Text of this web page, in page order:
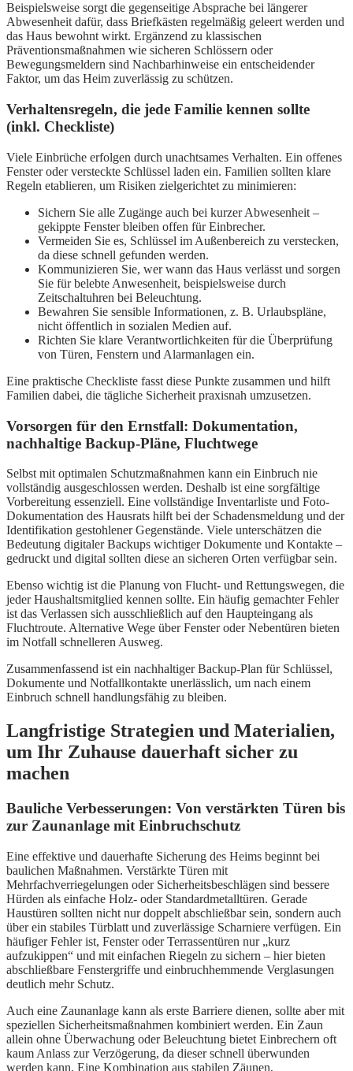
Beispielsweise sorgt die gegenseitige Absprache bei längerer
Abwesenheit dafür, dass Briefkästen regelmäßig geleert werden und
das Haus bewohnt wirkt. Ergänzend zu klassischen
Präventionsmaßnahmen wie sicheren Schlössern oder
Bewegungsmeldern sind Nachbarhinweise ein entscheidender
Faktor, um das Heim zuverlässig zu schützen.
Verhaltensregeln, die jede Familie kennen sollte
(inkl. Checkliste)
Viele Einbrüche erfolgen durch unachtsames Verhalten. Ein offenes
Fenster oder versteckte Schlüssel laden ein. Familien sollten klare
Regeln etablieren, um Risiken zielgerichtet zu minimieren:
Sichern Sie alle Zugänge auch bei kurzer Abwesenheit –
gekippte Fenster bleiben offen für Einbrecher.
Vermeiden Sie es, Schlüssel im Außenbereich zu verstecken,
da diese schnell gefunden werden.
Kommunizieren Sie, wer wann das Haus verlässt und sorgen
Sie für belebte Anwesenheit, beispielsweise durch
Zeitschaltuhren bei Beleuchtung.
Bewahren Sie sensible Informationen, z. B. Urlaubspläne,
nicht öffentlich in sozialen Medien auf.
Richten Sie klare Verantwortlichkeiten für die Überprüfung
von Türen, Fenstern und Alarmanlagen ein.
Eine praktische Checkliste fasst diese Punkte zusammen und hilft
Familien dabei, die tägliche Sicherheit praxisnah umzusetzen.
Vorsorgen für den Ernstfall: Dokumentation,
nachhaltige Backup-Pläne, Fluchtwege
Selbst mit optimalen Schutzmaßnahmen kann ein Einbruch nie
vollständig ausgeschlossen werden. Deshalb ist eine sorgfältige
Vorbereitung essenziell. Eine vollständige Inventarliste und Foto-
Dokumentation des Hausrats hilft bei der Schadensmeldung und der
Identifikation gestohlener Gegenstände. Viele unterschätzen die
Bedeutung digitaler Backups wichtiger Dokumente und Kontakte –
gedruckt und digital sollten diese an sicheren Orten verfügbar sein.
Ebenso wichtig ist die Planung von Flucht- und Rettungswegen, die
jeder Haushaltsmitglied kennen sollte. Ein häufig gemachter Fehler
ist das Verlassen sich ausschließlich auf den Haupteingang als
Fluchtroute. Alternative Wege über Fenster oder Nebentüren bieten
im Notfall schnelleren Ausweg.
Zusammenfassend ist ein nachhaltiger Backup-Plan für Schlüssel,
Dokumente und Notfallkontakte unerlässlich, um nach einem
Einbruch schnell handlungsfähig zu bleiben.
Langfristige Strategien und Materialien,
um Ihr Zuhause dauerhaft sicher zu
machen
Bauliche Verbesserungen: Von verstärkten Türen bis
zur Zaunanlage mit Einbruchschutz
Eine effektive und dauerhafte Sicherung des Heims beginnt bei
baulichen Maßnahmen. Verstärkte Türen mit
Mehrfachverriegelungen oder Sicherheitsbeschlägen sind bessere
Hürden als einfache Holz- oder Standardmetalltüren. Gerade
Haustüren sollten nicht nur doppelt abschließbar sein, sondern auch
über ein stabiles Türblatt und zuverlässige Scharniere verfügen. Ein
häufiger Fehler ist, Fenster oder Terrassentüren nur „kurz
aufzukippen“ und mit einfachen Riegeln zu sichern – hier bieten
abschließbare Fenstergriffe und einbruchhemmende Verglasungen
deutlich mehr Schutz.
Auch eine Zaunanlage kann als erste Barriere dienen, sollte aber mit
speziellen Sicherheitsmaßnahmen kombiniert werden. Ein Zaun
allein ohne Überwachung oder Beleuchtung bietet Einbrechern oft
kaum Anlass zur Verzögerung, da dieser schnell überwunden
werden kann. Eine Kombination aus stabilen Zäunen,